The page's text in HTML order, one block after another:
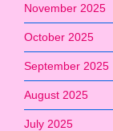
November 2025
October 2025
September 2025
August 2025
July 2025